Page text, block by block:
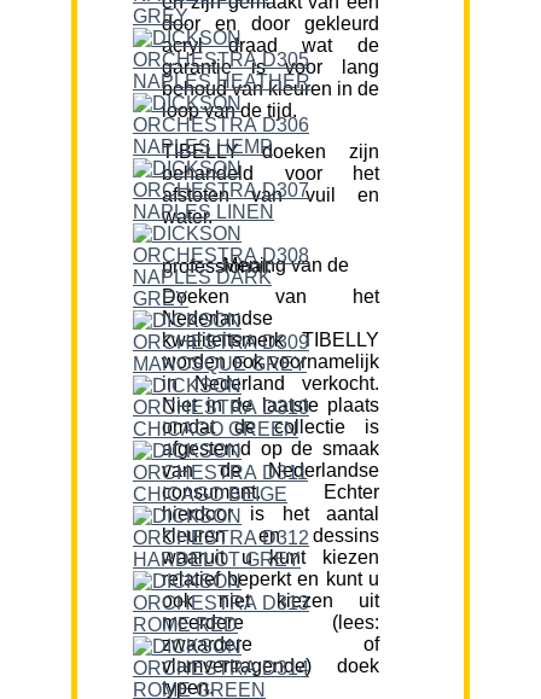
door en door gekleurd
acryl draad wat de
garantie is voor lang
behoud van kleuren in de
loop van de tijd.
TIBELLY doeken zijn
behandeld voor het
afstoten van vuil en
water.
Mening van de professional:
Doeken van het
Nederlandse
kwaliteitsmerk TIBELLY
worden ook voornamelijk
in Nederland verkocht.
Niet in de laatste plaats
omdat de collectie is
afgestemd op de smaak
van de Nederlandse
consument. Echter
hierdoor is het aantal
kleuren en dessins
waaruit u kunt kiezen
relatief beperkt en kunt u
ook niet kiezen uit
meerdere (lees:
zwaardere of
vlamvertragende) doek
typen.